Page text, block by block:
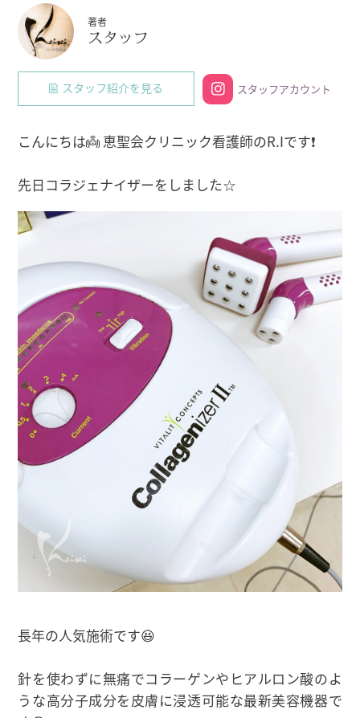
著者
スタッフ
スタッフ紹介を見る スタッフアカウント
こんにちは👼 恵聖会クリニック看護師のR.Iです❗
先日コラジェナイザーをしました☆
長年の人気施術です😆
針を使わずに無痛でコラーゲンやヒアルロン酸のよ
うな高分子成分を皮膚に浸透可能な最新美容機器で